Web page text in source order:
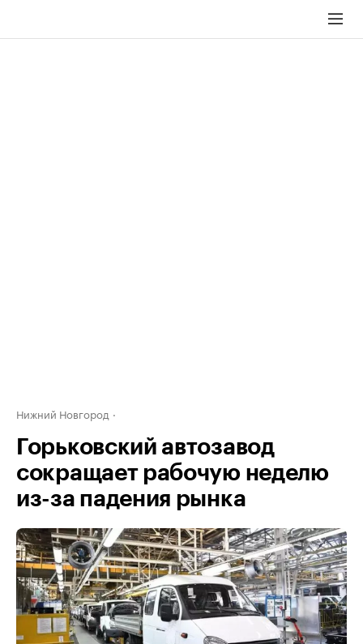
Нижний Новгород
Горьковский автозавод
сокращает рабочую неделю
из-за падения рынка